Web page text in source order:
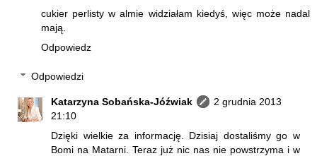
cukier perlisty w almie widziałam kiedyś, więc może nadal
mają.
Odpowiedz
Odpowiedzi
Katarzyna Sobańska-Jóźwiak
2 grudnia 2013
21:10
Dzięki wielkie za informację. Dzisiaj dostaliśmy go w
Bomi na Matarni. Teraz już nic nas nie powstrzyma i w